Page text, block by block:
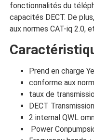
fonctionnalités du
capacités DECT. De
aux normes CAT-iq 2.0,
Prend en charge
conforme aux
taux de
DECT
2 internal QWL
Power